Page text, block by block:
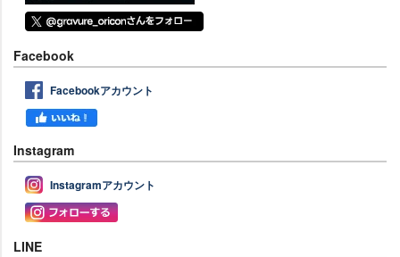
Facebook
Facebookアカウント
Instagram
Instagramアカウント
LINE